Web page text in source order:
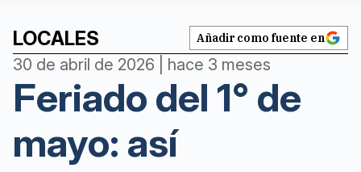
LOCALES Añadir como fuente en
30 de abril de 2026 | hace 3 meses
Feriado del 1° de
mayo: así